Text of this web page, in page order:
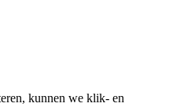
kunnen we klik- en